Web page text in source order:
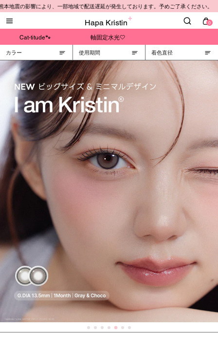
Hapa Kristin 0
Cat-titude🐾 軸固定水光🤍
地震の影響により、一部地域で配送遅延が発生しております。予めご了承ください。
カラー 使用期間 着色直径